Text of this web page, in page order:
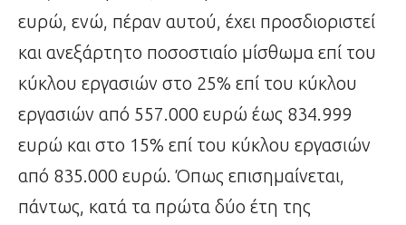
ευρώ, ενώ, πέραν αυτού, έχει προσδιοριστεί
και ανεξάρτητο ποσοστιαίο μίσθωμα επί του
κύκλου εργασιών στο 25% επί του κύκλου
εργασιών από 557.000 ευρώ έως 834.999
ευρώ και στο 15% επί του κύκλου εργασιών
από 835.000 ευρώ. Όπως επισημαίνεται,
πάντως, κατά τα πρώτα δύο έτη της